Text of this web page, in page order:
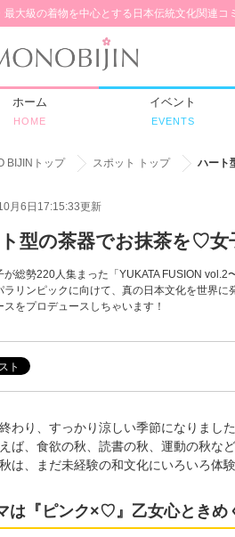
最大級の着物を中心とする日本伝統文化関連
ホーム
HOME
イベント
EVENTS
BIJINトップ スポット トップ ハート
月6日17:15:33更新
型の茶器でお抹茶を♡女
が総勢220人集まった「YUKATA FUSION
ラリンピックに向けて、真の日本文化を世界
スをプロデュースしちゃいます！
わり、すっかり涼しい季節になりました
ば、食欲の秋、読書の秋、運動の秋な
は、まだ未経験の和文化にいろいろ体
は『ピンク×♡』乙女心ときめ